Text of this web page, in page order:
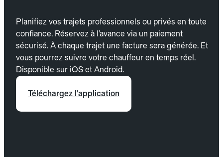
Planifiez vos trajets professionnels ou privés en toute
confiance. Réservez à l’avance via un paiement
sécurisé. À chaque trajet une facture sera générée. Et
vous pourrez suivre votre chauffeur en temps réel.
Disponible sur iOS et Android.
Téléchargez l'application